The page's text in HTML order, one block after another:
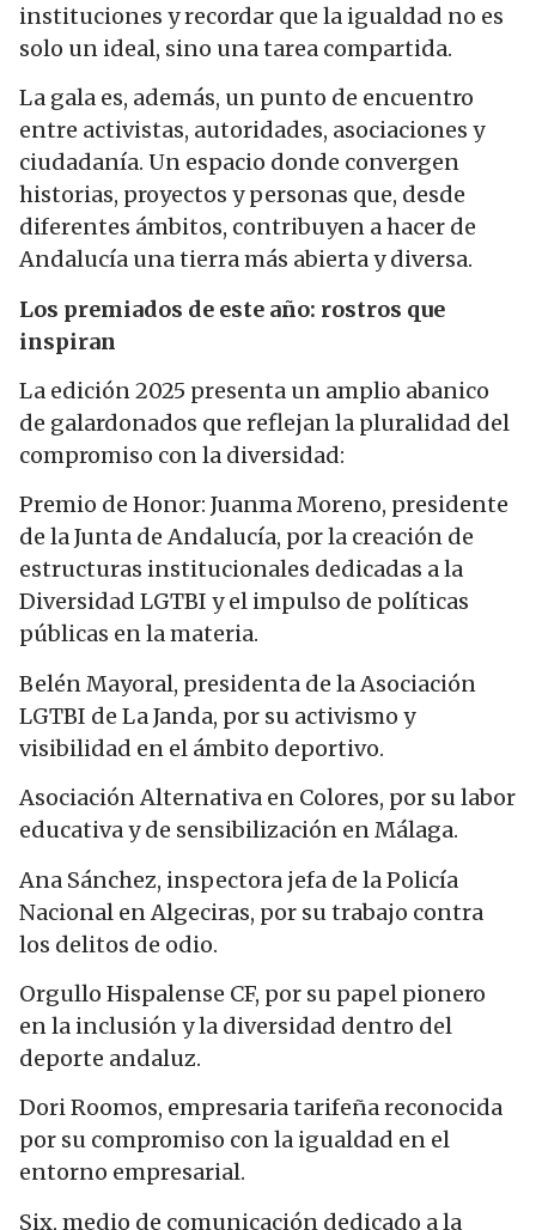
instituciones y recordar que la igualdad no es
solo un ideal, sino una tarea compartida.
La gala es, además, un punto de encuentro
entre activistas, autoridades, asociaciones y
ciudadanía. Un espacio donde convergen
historias, proyectos y personas que, desde
diferentes ámbitos, contribuyen a hacer de
Andalucía una tierra más abierta y diversa.
Los premiados de este año: rostros que
inspiran
La edición 2025 presenta un amplio abanico
de galardonados que reflejan la pluralidad del
compromiso con la diversidad:
Premio de Honor: Juanma Moreno, presidente
de la Junta de Andalucía, por la creación de
estructuras institucionales dedicadas a la
Diversidad LGTBI y el impulso de políticas
públicas en la materia.
Belén Mayoral, presidenta de la Asociación
LGTBI de La Janda, por su activismo y
visibilidad en el ámbito deportivo.
Asociación Alternativa en Colores, por su labor
educativa y de sensibilización en Málaga.
Ana Sánchez, inspectora jefa de la Policía
Nacional en Algeciras, por su trabajo contra
los delitos de odio.
Orgullo Hispalense CF, por su papel pionero
en la inclusión y la diversidad dentro del
deporte andaluz.
DoriRoomos, empresaria tarifeña reconocida
por su compromiso con la igualdad en el
entorno empresarial.
Six, medio de comunicación dedicado a la